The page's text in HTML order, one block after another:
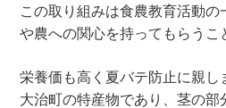
この取り組みは食農教育活動
や農への関心を持ってもらうこ
栄養価も高く夏バテ防止に親し
大治町の特産物であり、茎の部